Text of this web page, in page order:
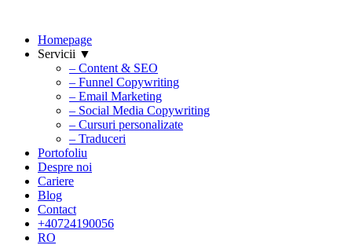
Homepage
Servicii ▼
– Content & SEO
– Funnel Copywriting
– Email Marketing
– Social Media Copywriting
– Cursuri personalizate
– Traduceri
Portofoliu
Despre noi
Cariere
Blog
Contact
+40724190056
RO